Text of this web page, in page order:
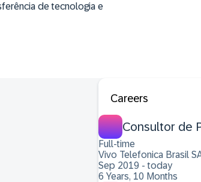
de tecnologia e
Careers
Consultor de
Full-time
Vivo Telefonica Brasil
Sep 2019 - today
6 Years, 10 Months